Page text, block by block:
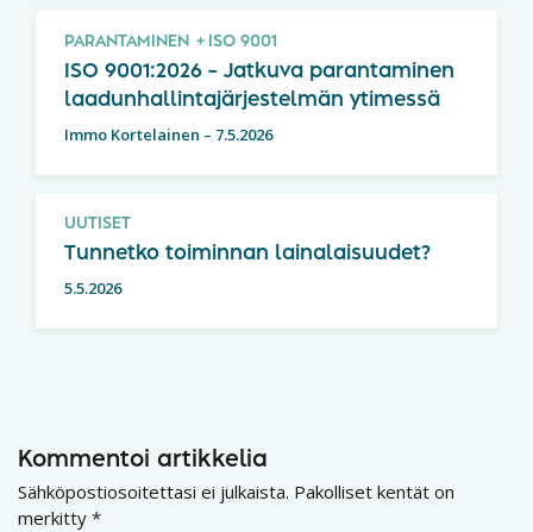
PARANTAMINEN ISO 9001
ISO 9001:2026 – Jatkuva parantaminen
laadunhallintajärjestelmän ytimessä
Immo Kortelainen – 7.5.2026
UUTISET
Tunnetko toiminnan lainalaisuudet?
5.5.2026
Kommentoi artikkelia
Sähköpostiosoitettasi ei julkaista. Pakolliset kentät on
merkitty *